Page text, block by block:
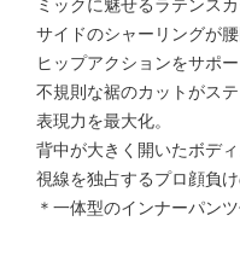
ミックに魅せるラテンスカ
サイドのシャーリングが
ヒップアクションをサポー
不規則な裾のカットがス
表現力を最大化。
背中が大きく開いたボデ
視線を独占するプロ顔負
＊一体型のインナーパン